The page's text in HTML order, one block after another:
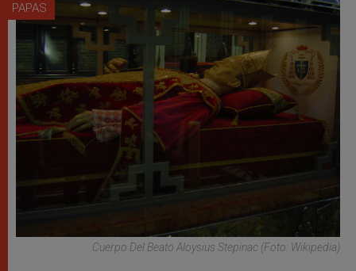
PAPAS
Cuerpo Del Beato Aloysius Stepinac (Foto: Wikipedia)